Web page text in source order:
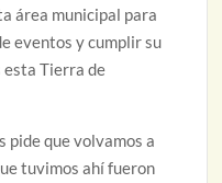
área municipal para
eventos y cumplir su
esta Tierra de
pide que volvamos a
tuvimos ahí fueron